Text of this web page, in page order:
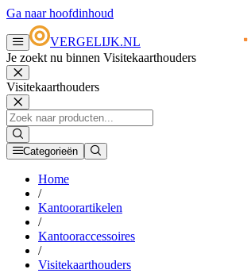
Ga naar hoofdinhoud
VERGELIJK.NL
Je zoekt nu binnen Visitekaarthouders
Visitekaarthouders
Categorieën
Home
/
Kantoorartikelen
/
Kantooraccessoires
/
Visitekaarthouders